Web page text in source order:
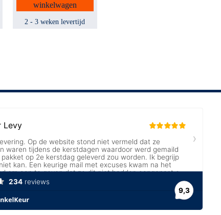
2 - 3 weken levertijd
winkelwagen